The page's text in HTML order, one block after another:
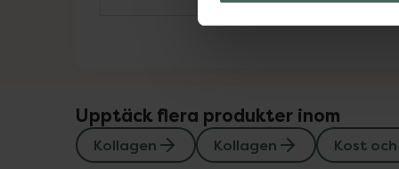
Upptäck flera produkter inom
Kollagen Kollagen Kost